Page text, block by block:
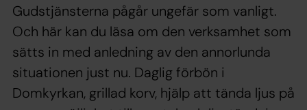
Gudstjänsterna pågår ungefär som vanligt.
Och här kan du läsa om den verksamhet som
sätts in med anledning av den annorlunda
situationen just nu. Daglig förbön i
Domkyrkan, grillad korv, hjälp att tända ljus på